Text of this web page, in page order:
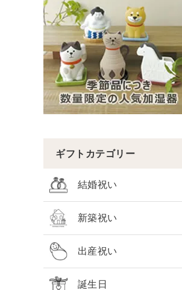
ギフトカテゴリー
結婚祝い
新築祝い
出産祝い
誕生日